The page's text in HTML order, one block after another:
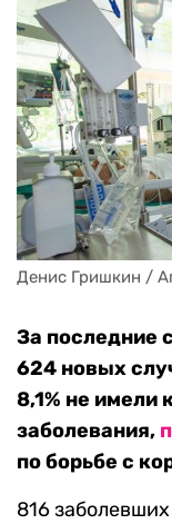
Денис Гришкин /
За последние
624 новых
8,1% не имели
заболевания,
по борьбе с
816